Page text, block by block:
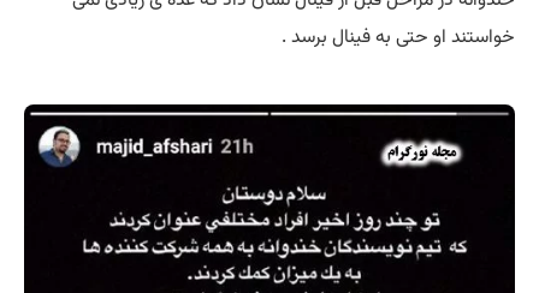
خواستند او حتی به فینال برسد .